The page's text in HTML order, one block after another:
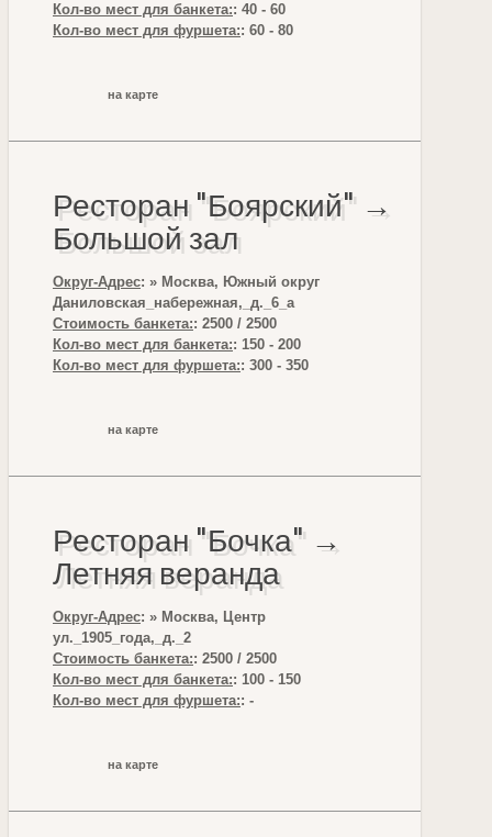
Кол-во мест для банкета:: 40 - 60
Кол-во мест для фуршета:: 60 - 80
на карте
Ресторан "Боярский" →
Большой зал
Округ-Адрес: » Москва, Южный округ
Даниловская_набережная,_д._6_а
Стоимость банкета:: 2500 / 2500
Кол-во мест для банкета:: 150 - 200
Кол-во мест для фуршета:: 300 - 350
на карте
Ресторан "Бочка" →
Летняя веранда
Округ-Адрес: » Москва, Центр
ул._1905_года,_д._2
Стоимость банкета:: 2500 / 2500
Кол-во мест для банкета:: 100 - 150
Кол-во мест для фуршета:: -
на карте